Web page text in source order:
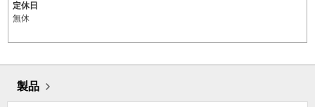
定休日
無休
製品